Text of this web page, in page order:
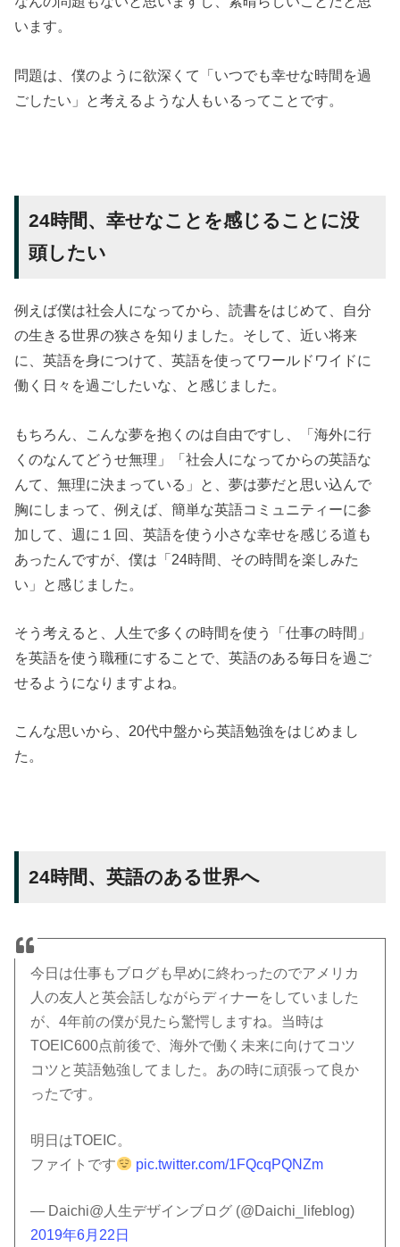
います。
問題は、僕のように欲深くて「いつでも幸せな時間を過
ごしたい」と考えるような人もいるってことです。
24時間、幸せなことを感じることに没
頭したい
例えば僕は社会人になってから、読書をはじめて、自分
の生きる世界の狭さを知りました。そして、近い将来
に、英語を身につけて、英語を使ってワールドワイドに
働く日々を過ごしたいな、と感じました。
もちろん、こんな夢を抱くのは自由ですし、「海外に行
くのなんてどうせ無理」「社会人になってからの英語な
んて、無理に決まっている」と、夢は夢だと思い込んで
胸にしまって、例えば、簡単な英語コミュニティーに参
加して、週に１回、英語を使う小さな幸せを感じる道も
あったんですが、僕は「24時間、その時間を楽しみた
い」と感じました。
そう考えると、人生で多くの時間を使う「仕事の時間」
を英語を使う職種にすることで、英語のある毎日を過ご
せるようになりますよね。
こんな思いから、20代中盤から英語勉強をはじめまし
た。
24時間、英語のある世界へ
今日は仕事もブログも早めに終わったのでアメリカ
人の友人と英会話しながらディナーをしていました
が、4年前の僕が見たら驚愕しますね。当時は
TOEIC600点前後で、海外で働く未来に向けてコツ
コツと英語勉強してました。あの時に頑張って良か
ったです。
明日はTOEIC。
ファイトです
pic.twitter.com/1FQcqPQNZm
— Daichi@人生デザインブログ (@Daichi_lifeblog)
2019年6月22日